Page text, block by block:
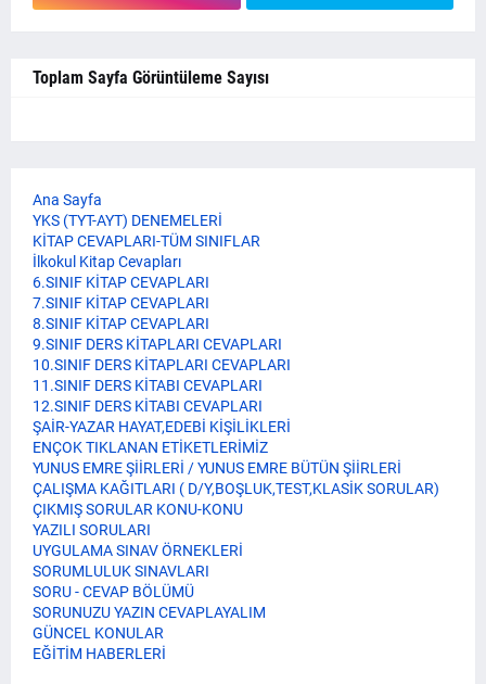
Toplam Sayfa Görüntüleme Sayısı
Ana Sayfa
YKS (TYT-AYT) DENEMELERİ
KİTAP CEVAPLARI-TÜM SINIFLAR
İlkokul Kitap Cevapları
6.SINIF KİTAP CEVAPLARI
7.SINIF KİTAP CEVAPLARI
8.SINIF KİTAP CEVAPLARI
9.SINIF DERS KİTAPLARI CEVAPLARI
10.SINIF DERS KİTAPLARI CEVAPLARI
11.SINIF DERS KİTABI CEVAPLARI
12.SINIF DERS KİTABI CEVAPLARI
ŞAİR-YAZAR HAYAT,EDEBİ KİŞİLİKLERİ
ENÇOK TIKLANAN ETİKETLERİMİZ
YUNUS EMRE ŞİİRLERİ / YUNUS EMRE BÜTÜN ŞİİRLERİ
ÇALIŞMA KAĞITLARI ( D/Y,BOŞLUK,TEST,KLASİK SORULAR)
ÇIKMIŞ SORULAR KONU-KONU
YAZILI SORULARI
UYGULAMA SINAV ÖRNEKLERİ
SORUMLULUK SINAVLARI
SORU - CEVAP BÖLÜMÜ
SORUNUZU YAZIN CEVAPLAYALIM
GÜNCEL KONULAR
EĞİTİM HABERLERİ